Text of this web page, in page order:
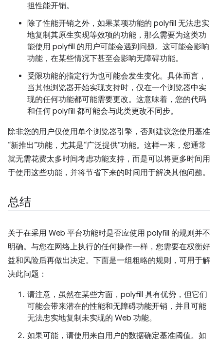
担性能开销。
除了性能开销之外，如果某项功能的 polyfill 无法忠实
地复制其原生实现等效项的功能，那么需要为这类功
能使用 polyfill 的用户可能会遇到问题。这可能会影响
功能，在某些情况下甚至会影响无障碍功能。
受限功能的指定行为也可能会发生变化。具体而言，
当其他浏览器开始实现支持时，仅在一个浏览器中实
现的任何功能都可能需要更改。这意味着，您的代码
和任何 polyfill 都可能会与此类更改不同步。
除非您的用户仅使用单个浏览器引擎，否则建议您使用基准
“新推出”功能，尤其是“广泛提供”功能。这样一来，您通常
就无需花费太多时间考虑功能支持，而是可以将更多时间用
于使用这些功能，并将节省下来的时间用于解决其他问题。
总结
关于在采用 Web 平台功能时是否应使用 polyfill 的规则并不
明确。与您在网络上执行的任何操作一样，您需要在权衡好
益和风险后再做出决定。下面是一组粗略的规则，可用于解
决此问题：
请注意，虽然在某些方面，polyfill 具有优势，但它们
可能会带来潜在的性能和无障碍功能开销，并且可能
无法忠实地复制未实现的 Web 功能。
如果可能，请使用来自用户的数据确定基准阈值。如